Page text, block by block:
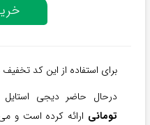
برای استفاده از این کد
درحال حاضر دیجی
تومانی ارائه کرده است و